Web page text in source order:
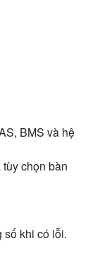
BMS và hệ
chọn bàn
số khi có lỗi.